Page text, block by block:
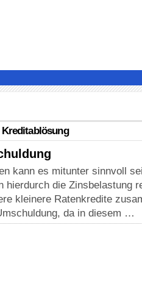
kann es mitunter sinnvoll
hierdurch die Zinsbelastung
kleinere Ratenkredite
da in diesem …